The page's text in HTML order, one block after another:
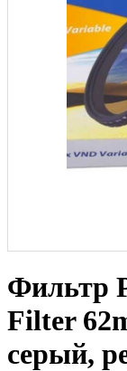
Фильтр
Filter
серый,